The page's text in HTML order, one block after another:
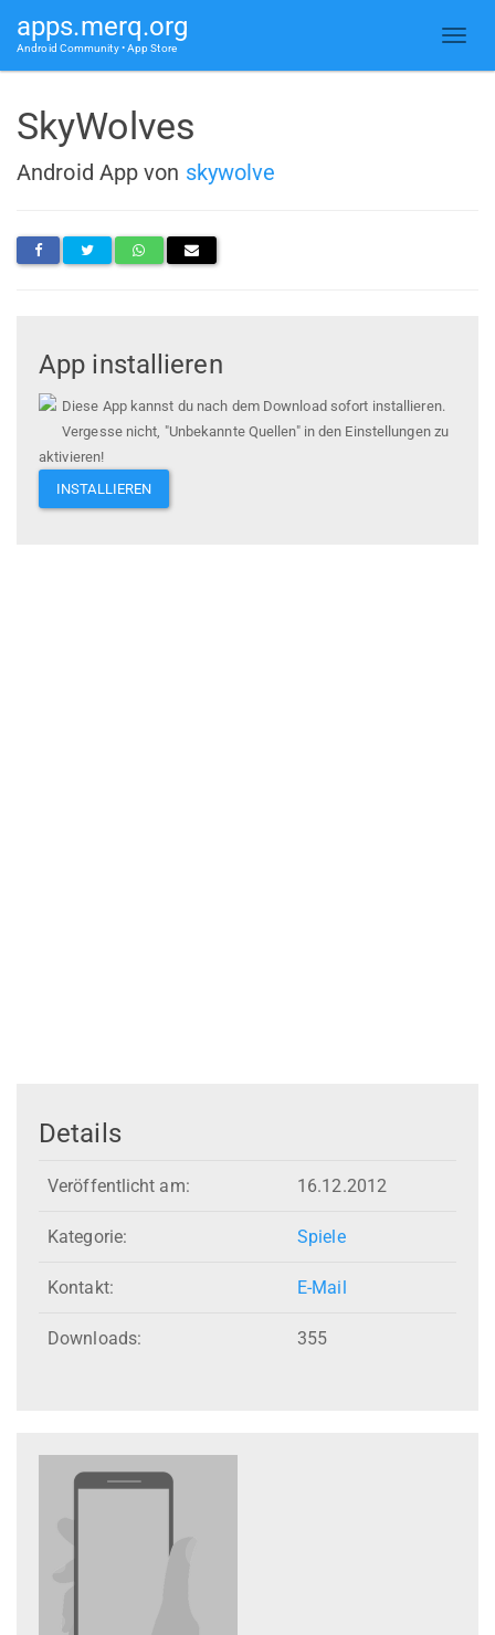
apps.merq.org
Android Community • App Store
SkyWolves
Android App von skywolve
App installieren
Diese App kannst du nach dem Download sofort installieren.
Vergesse nicht, "Unbekannte Quellen" in den Einstellungen zu
aktivieren!
INSTALLIEREN
Details
Veröffentlicht am: 16.12.2012
Kategorie: Spiele
Kontakt: E-Mail
Downloads: 355